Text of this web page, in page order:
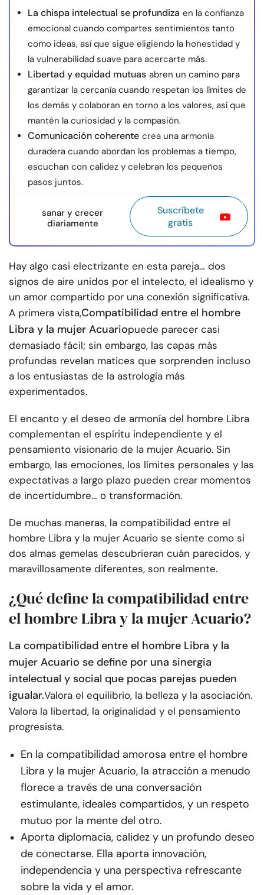
La chispa intelectual se profundiza en la confianza
emocional cuando compartes sentimientos tanto
como ideas, así que sigue eligiendo la honestidad y
la vulnerabilidad suave para acercarte más.
Libertad y equidad mutuas abren un camino para
garantizar la cercanía cuando respetan los límites de
los demás y colaboran en torno a los valores, así que
mantén la curiosidad y la compasión.
Comunicación coherente crea una armonía
duradera cuando abordan los problemas a tiempo,
escuchan con calidez y celebran los pequeños
pasos juntos.
sanar y crecer
diariamente
Suscríbete
gratis
Hay algo casi electrizante en esta pareja… dos
signos de aire unidos por el intelecto, el idealismo y
un amor compartido por una conexión significativa.
A primera vista,Compatibilidad entre el hombre
Libra y la mujer Acuariopuede parecer casi
demasiado fácil; sin embargo, las capas más
profundas revelan matices que sorprenden incluso
a los entusiastas de la astrología más
experimentados.
El encanto y el deseo de armonía del hombre Libra
complementan el espíritu independiente y el
pensamiento visionario de la mujer Acuario. Sin
embargo, las emociones, los límites personales y las
expectativas a largo plazo pueden crear momentos
de incertidumbre… o transformación.
De muchas maneras, la compatibilidad entre el
hombre Libra y la mujer Acuario se siente como si
dos almas gemelas descubrieran cuán parecidos, y
maravillosamente diferentes, son realmente.
¿Qué define la compatibilidad entre
el hombre Libra y la mujer Acuario?
La compatibilidad entre el hombre Libra y la
mujer Acuario se define por una sinergia
intelectual y social que pocas parejas pueden
igualar.Valora el equilibrio, la belleza y la asociación.
Valora la libertad, la originalidad y el pensamiento
progresista.
En la compatibilidad amorosa entre el hombre
Libra y la mujer Acuario, la atracción a menudo
florece a través de una conversación
estimulante, ideales compartidos, y un respeto
mutuo por la mente del otro.
Aporta diplomacia, calidez y un profundo deseo
de conectarse. Ella aporta innovación,
independencia y una perspectiva refrescante
sobre la vida y el amor.